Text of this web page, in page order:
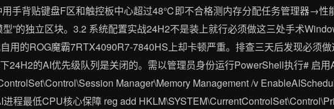
手背贴键盘F区和触控板中心超过48℃即不合格测内存分配任务管理器→性
”的独立区块。3.2 系统配置实战24H2不是装上就行必须做这三处手术
用的ROG魔霸7RTX4090R7-7840HS上却卡顿严重。排查三天后发现必须
24H2的AI优先级队列是关闭的。需以管理员身份运行PowerShell执行# 启用
Manager\Memory Management /v
程最低CPU核心保障 reg add